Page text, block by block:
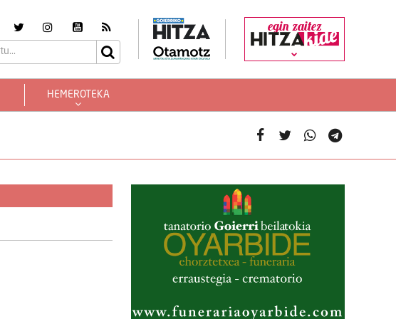
egin zaitez
HEMEROTEKA